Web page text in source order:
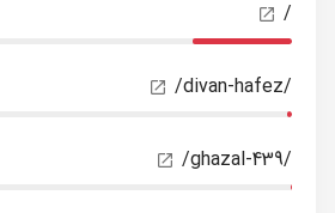
/
/divan-hafez/
/ghazal-439/